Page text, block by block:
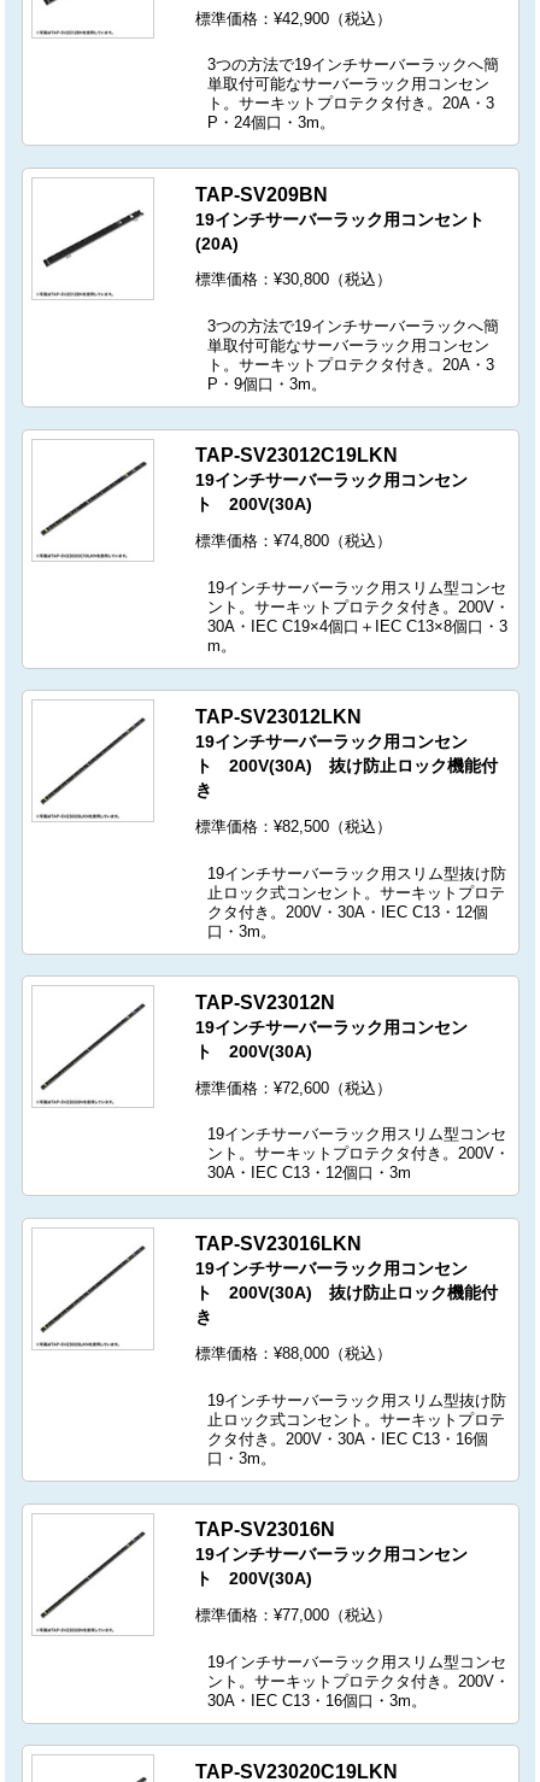
標準価格：¥42,900（税込）
3つの方法で19インチサーバーラックへ簡
単取付可能なサーバーラック用コンセン
ト。サーキットプロテクタ付き。20A・3
P・24個口・3m。
TAP-SV209BN
19インチサーバーラック用コンセント
(20A)
標準価格：¥30,800（税込）
3つの方法で19インチサーバーラックへ簡
単取付可能なサーバーラック用コンセン
ト。サーキットプロテクタ付き。20A・3
P・9個口・3m。
TAP-SV23012C19LKN
19インチサーバーラック用コンセン
ト 200V(30A)
標準価格：¥74,800（税込）
19インチサーバーラック用スリム型コンセ
ント。サーキットプロテクタ付き。200V・
30A・IEC C19×4個口＋IEC C13×8個口・3
m。
TAP-SV23012LKN
19インチサーバーラック用コンセン
ト 200V(30A) 抜け防止ロック機能付
き
標準価格：¥82,500（税込）
19インチサーバーラック用スリム型抜け防
止ロック式コンセント。サーキットプロテ
クタ付き。200V・30A・IEC C13・12個
口・3m。
TAP-SV23012N
19インチサーバーラック用コンセン
ト 200V(30A)
標準価格：¥72,600（税込）
19インチサーバーラック用スリム型コンセ
ント。サーキットプロテクタ付き。200V・
30A・IEC C13・12個口・3m
TAP-SV23016LKN
19インチサーバーラック用コンセン
ト 200V(30A) 抜け防止ロック機能付
き
標準価格：¥88,000（税込）
19インチサーバーラック用スリム型抜け防
止ロック式コンセント。サーキットプロテ
クタ付き。200V・30A・IEC C13・16個
口・3m。
TAP-SV23016N
19インチサーバーラック用コンセン
ト 200V(30A)
標準価格：¥77,000（税込）
19インチサーバーラック用スリム型コンセ
ント。サーキットプロテクタ付き。200V・
30A・IEC C13・16個口・3m。
TAP-SV23020C19LKN